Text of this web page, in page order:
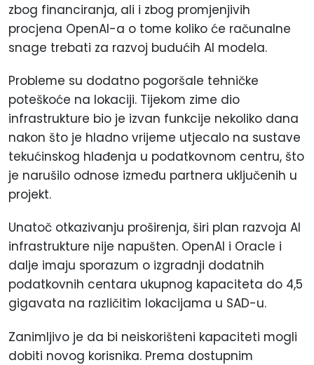
zbog financiranja, ali i zbog promjenjivih
procjena OpenAI-a o tome koliko će računalne
snage trebati za razvoj budućih AI modela.
Probleme su dodatno pogoršale tehničke
poteškoće na lokaciji. Tijekom zime dio
infrastrukture bio je izvan funkcije nekoliko dana
nakon što je hladno vrijeme utjecalo na sustave
tekućinskog hlađenja u podatkovnom centru, što
je narušilo odnose između partnera uključenih u
projekt.
Unatoč otkazivanju proširenja, širi plan razvoja AI
infrastrukture nije napušten. OpenAI i Oracle i
dalje imaju sporazum o izgradnji dodatnih
podatkovnih centara ukupnog kapaciteta do 4,5
gigavata na različitim lokacijama u SAD-u.
Zanimljivo je da bi neiskorišteni kapaciteti mogli
dobiti novog korisnika. Prema dostupnim